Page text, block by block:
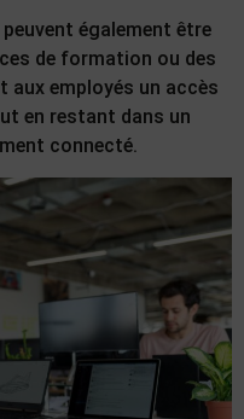
également être
de formation ou des
employés un accès
en restant dans un
connecté.